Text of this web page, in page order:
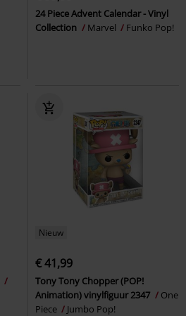
24 Piece Advent Calendar - Vinyl
Collection
Marvel Funko Pop!
Nieuw
€ 41,99
Tony Tony Chopper (POP!
Animation) vinylfiguur 2347
One
Piece
Jumbo Pop!